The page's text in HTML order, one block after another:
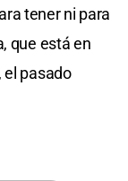
tener ni para
que está en
el pasado